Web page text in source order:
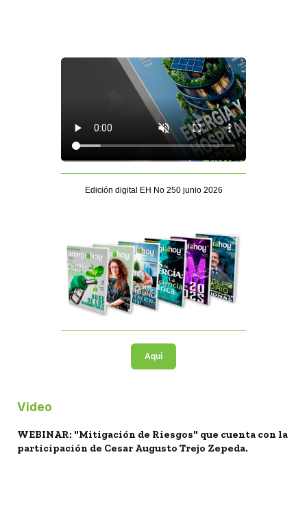
Edición digital EH No 250 junio 2026
Aquí
Video
WEBINAR: "Mitigación de Riesgos" que cuenta con la
participación de Cesar Augusto Trejo Zepeda.